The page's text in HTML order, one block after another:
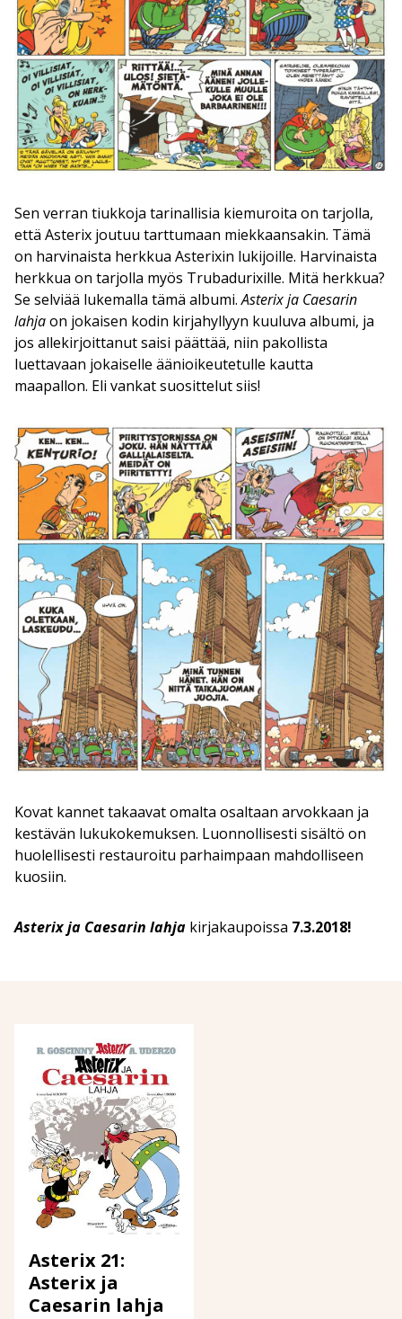
Sen verran tiukkoja tarinallisia kiemuroita on tarjolla,
että Asterix joutuu tarttumaan miekkaansakin. Tämä
on harvinaista herkkua Asterixin lukijoille. Harvinaista
herkkua on tarjolla myös Trubadurixille. Mitä herkkua?
Se selviää lukemalla tämä albumi.Asterix ja Caesarin
lahjaon jokaisen kodin kirjahyllyyn kuuluva albumi, ja
jos allekirjoittanut saisi päättää, niin pakollista
luettavaan jokaiselle äänioikeutetulle kautta
maapallon. Eli vankat suosittelut siis!
Kovat kannet takaavat omalta osaltaan arvokkaan ja
kestävän lukukokemuksen. Luonnollisesti sisältö on
huolellisesti restauroitu parhaimpaan mahdolliseen
kuosiin.
Asterix ja Caesarin lahja kirjakaupoissa 7.3.2018!
Asterix 21:
Asterix ja
Caesarin lahja